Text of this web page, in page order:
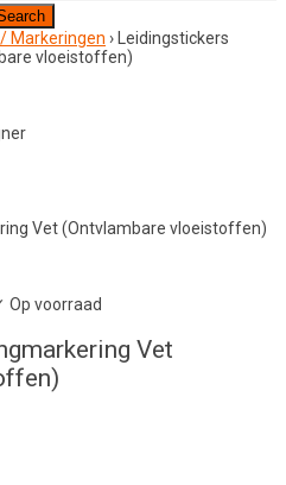
Markeringen › Leidingstickers
vloeistoffen)
Op voorraad
Vet